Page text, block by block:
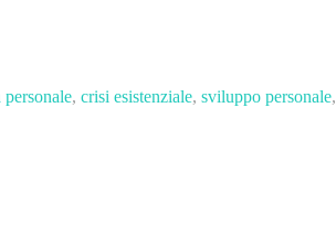
personale, crisi esistenziale, sviluppo personale,